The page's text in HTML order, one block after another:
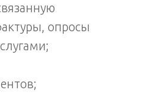
опросы